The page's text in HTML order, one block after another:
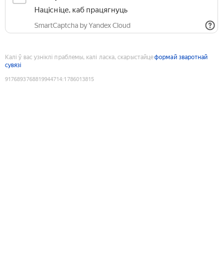
Націсніце, каб працягнуць
SmartCaptcha by Yandex Cloud
Калі ў вас узніклі праблемы, калі ласка, скарыстайцеформай зваротнай
сувязі
9176893768819944714:1786013815